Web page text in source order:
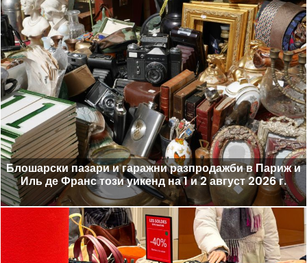
Блошарски пазари и гаражни разпродажби в Париж и
Иль де Франс този уикенд на 1 и 2 август 2026 г.